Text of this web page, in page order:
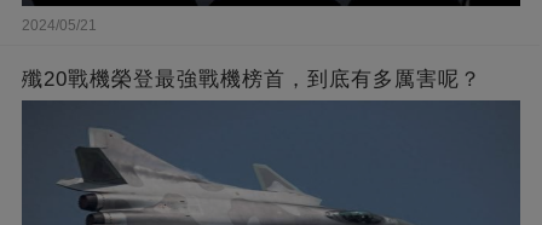
2024/05/21
殲20戰機榮登最強戰機榜首，到底有多厲害呢？